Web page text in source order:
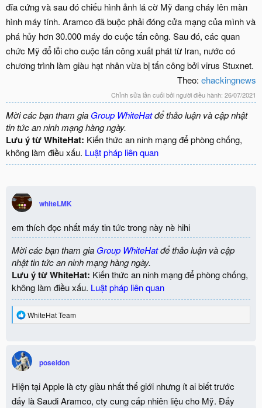
đĩa cứng và sau đó chiếu hình ảnh lá cờ Mỹ đang cháy lên màn
hình máy tính. Aramco đã buộc phải đóng cửa mạng của mình và
phá hủy hơn 30.000 máy do cuộc tấn công. Sau đó, các quan
chức Mỹ đổ lỗi cho cuộc tấn công xuất phát từ Iran, nước có
chương trình làm giàu hạt nhân vừa bị tấn công bởi virus Stuxnet.
Theo: ehackingnews
Chỉnh sửa lần cuối bởi người điều hành: 26/07/2021
Mời các bạn tham gia Group WhiteHatđể thảo luận và cập nhật
tin tức an ninh mạng hàng ngày.
Lưu ý từ WhiteHat: Kiến thức an ninh mạng để phòng chống,
không làm điều xấu. Luật pháp liên quan
whiteLMK
em thích đọc nhất máy tin tức trong này nè hihi
Mời các bạn tham gia Group WhiteHatđể thảo luận và cập
nhật tin tức an ninh mạng hàng ngày.
Lưu ý từ WhiteHat: Kiến thức an ninh mạng để phòng chống,
không làm điều xấu. Luật pháp liên quan
R
t
i
o
s
WhiteHat Team
poseidon
Hiện tại Apple là cty giàu nhất thế giới nhưng ít ai biết trước
đấy là Saudi Aramco, cty cung cấp nhiên liệu cho Mỹ. Đấy